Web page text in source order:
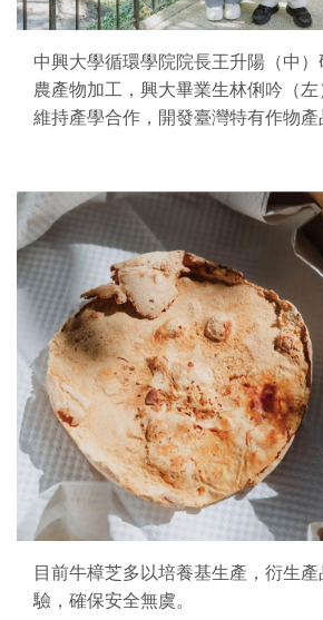
中興大學循環學院院長王升陽（中
農產物加工，興大畢業生林俐吟（左
維持產學合作，開發臺灣特有作物產
目前牛樟芝多以培養基生產，衍生
驗，確保安全無虞。